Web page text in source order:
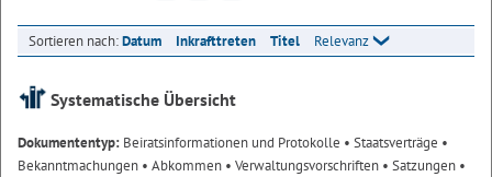
Sortieren nach:Datum Inkrafttreten Titel Relevanz
Systematische Übersicht
Dokumententyp: Beiratsinformationen und Protokolle • Staatsverträge •
Bekanntmachungen • Abkommen • Verwaltungsvorschriften • Satzungen •